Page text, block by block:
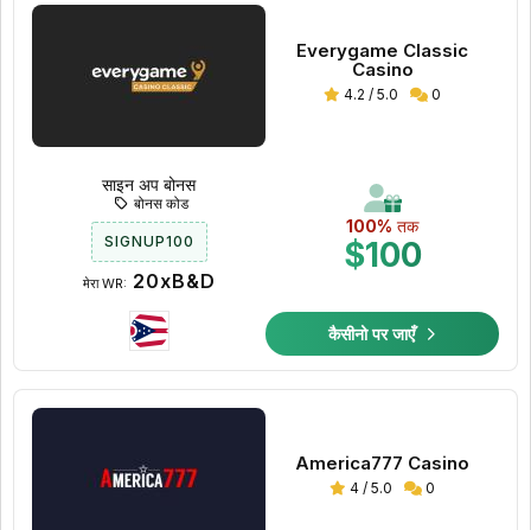
Everygame Classic
Casino
4.2 / 5.0 0
100% तक
$100
साइन अप बोनस
बोनस कोड
SIGNUP100
मेरा WR: 20xB&D
कैसीनो पर जाएँ
America777 Casino
4 / 5.0 0